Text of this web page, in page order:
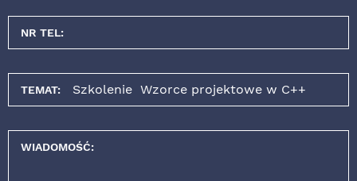
NR TEL:
TEMAT:
WIADOMOŚĆ: